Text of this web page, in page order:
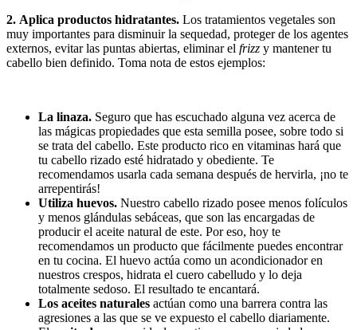
2. Aplica productos hidratantes. Los tratamientos vegetales son
muy importantes para disminuir la sequedad, proteger de los agentes
externos, evitar las puntas abiertas, eliminar el frizz y mantener tu
cabello bien definido. Toma nota de estos ejemplos:
La linaza. Seguro que has escuchado alguna vez acerca de
las mágicas propiedades que esta semilla posee, sobre todo si
se trata del cabello. Este producto rico en vitaminas hará que
tu cabello rizado esté hidratado y obediente. Te
recomendamos usarla cada semana después de hervirla, ¡no te
arrepentirás!
Utiliza huevos. Nuestro cabello rizado posee menos folículos
y menos glándulas sebáceas, que son las encargadas de
producir el aceite natural de este. Por eso, hoy te
recomendamos un producto que fácilmente puedes encontrar
en tu cocina. El huevo actúa como un acondicionador en
nuestros crespos, hidrata el cuero cabelludo y lo deja
totalmente sedoso. El resultado te encantará.
Los aceites naturales actúan como una barrera contra las
agresiones a las que se ve expuesto el cabello diariamente.